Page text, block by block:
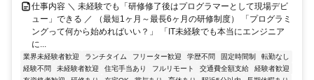
仕事内容 ＼ 未経験でも「研修修了後はプログラマーとして現場デビ
ュー」できる ／ （最短1ヶ月～最長6ヶ月の研修制度） 「プログラミ
ングって何から始めればいい？」 「IT未経験でも本当にエンジニア
に...
業界未経験者歓迎 ランチタイム フリーター歓迎 学歴不問 固定時間制
転勤なし
経験不問
未経験者歓迎 住宅手当あり フルリモート 交通費全額支給
経験者歓迎